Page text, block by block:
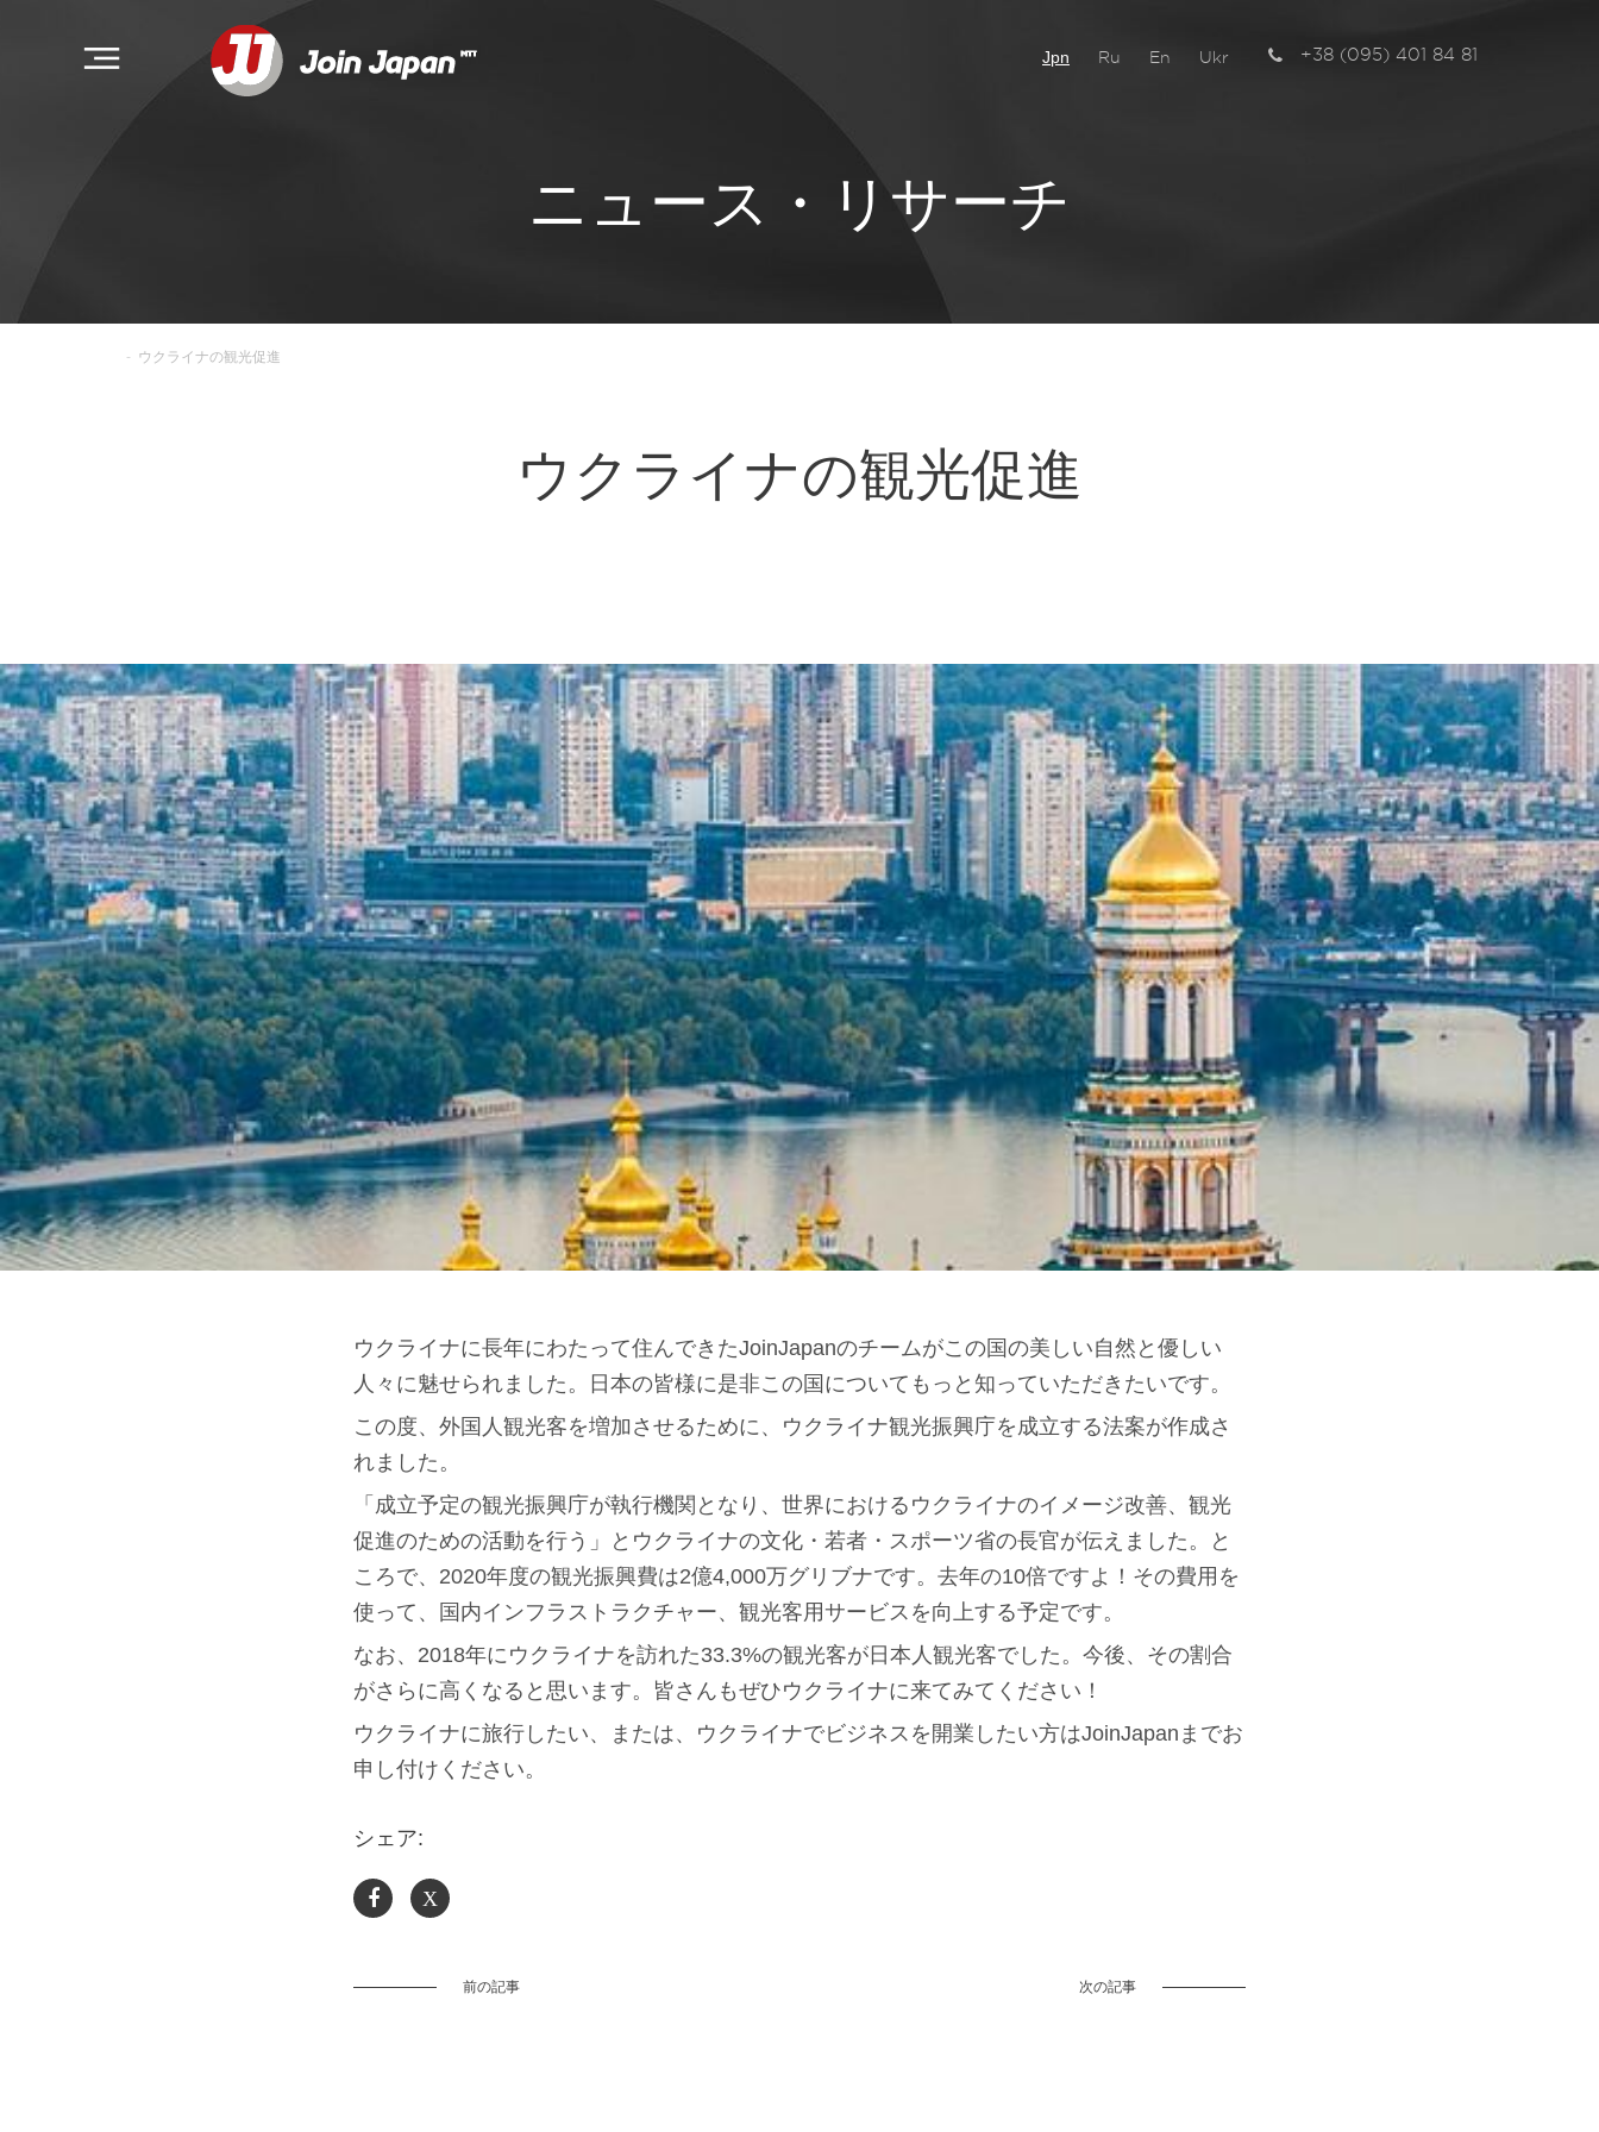
Jpn Ru En Ukr +38 (095) 401 84 81
ニュース・リサーチ
- ウクライナの観光促進
ウクライナの観光促進
ウクライナに長年にわたって住んできたJoinJapanのチームがこの国の美しい自然と優しい
人々に魅せられました。日本の皆様に是非この国についてもっと知っていただきたいです。
この度、外国人観光客を増加させるために、ウクライナ観光振興庁を成立する法案が作成さ
れました。
「成立予定の観光振興庁が執行機関となり、世界におけるウクライナのイメージ改善、観光
促進のための活動を行う」とウクライナの文化・若者・スポーツ省の長官が伝えました。と
ころで、2020年度の観光振興費は2億4,000万グリブナです。去年の10倍ですよ！その費用を
使って、国内インフラストラクチャー、観光客用サービスを向上する予定です。
なお、2018年にウクライナを訪れた33.3%の観光客が日本人観光客でした。今後、その割合
がさらに高くなると思います。皆さんもぜひウクライナに来てみてください！
ウクライナに旅行したい、または、ウクライナでビジネスを開業したい方はJoinJapanまでお
申し付けください。
シェア:
X
前の記事 次の記事